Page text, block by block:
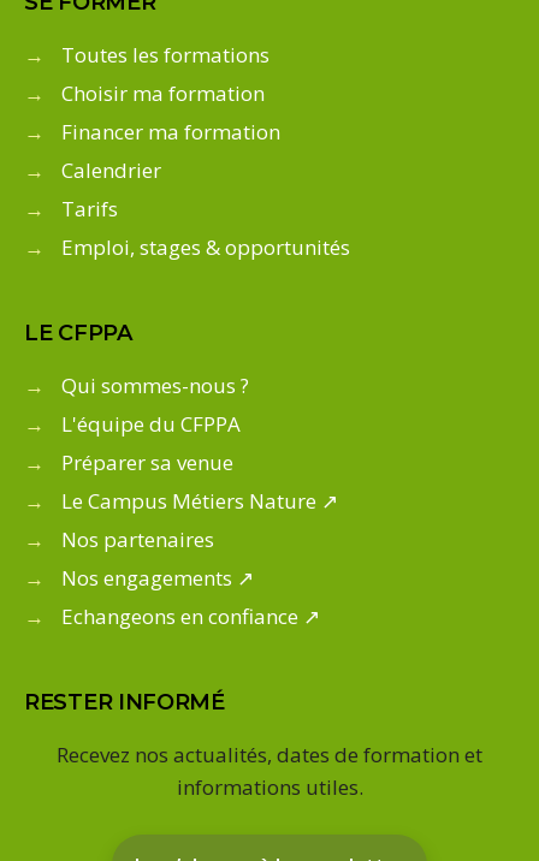
→
Toutes les formations
→
Choisir ma formation
→
Financer ma formation
→
Calendrier
→
Tarifs
→
Emploi, stages & opportunités
LE CFPPA
→
Qui sommes-nous ?
→
L'équipe du CFPPA
→
Préparer sa venue
→
Le Campus Métiers Nature ↗
→
Nos partenaires
→
Nos engagements ↗
→
Echangeons en confiance ↗
RESTER INFORMÉ
Recevez nos actualités, dates de formation et
informations utiles.